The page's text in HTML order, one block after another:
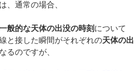
、通常の場合、
般的な天体の出没の時刻 について
と接した瞬間がそれぞれの天体の出
るのですが、